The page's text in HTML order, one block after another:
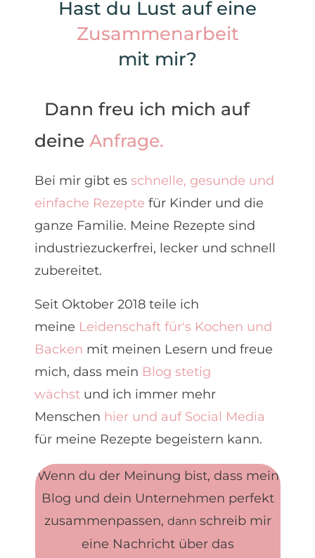
Hast du Lust auf eine
Zusammenarbeit
mit mir?
Dann freu ich mich auf
deine Anfrage.
Bei mir gibt es schnelle, gesunde und
einfache Rezepte für Kinder und die
ganze Familie. Meine Rezepte sind
industriezuckerfrei, lecker und schnell
zubereitet.
Seit Oktober 2018 teile ich
meine Leidenschaft für's Kochen und
Backen mit meinen Lesern und freue
mich, dass mein Blog stetig
wächst und ich immer mehr
Menschen hier und auf Social Media
für meine Rezepte begeistern kann.
Wenn du der Meinung bist, dass mein
Blog und dein Unternehmen perfekt
zusammenpassen, dann schreib mir
eine Nachricht über das